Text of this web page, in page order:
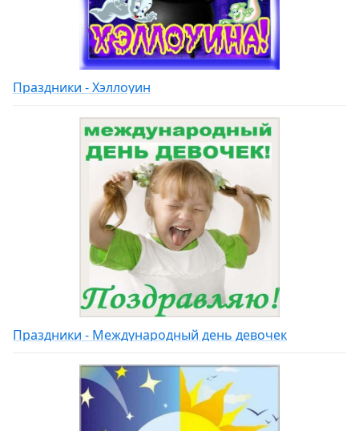
Праздники - Хэллоуин
Праздники - Международный день девочек